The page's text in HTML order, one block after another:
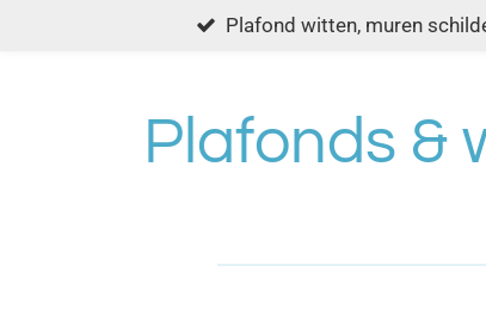
Plafond witten, muren
Plafonds &